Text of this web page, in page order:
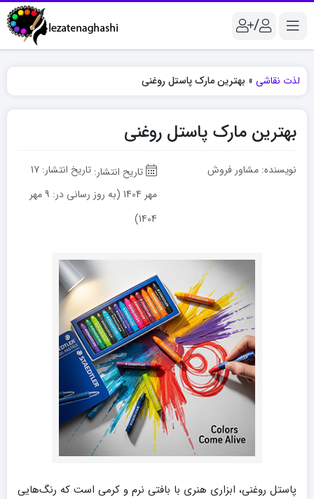
/
لذت نقاشی » بهترین مارک پاستل روغنی
بهترین مارک پاستل روغنی
نویسنده: مشاور فروش تاریخ انتشار: 17
مهر 1404 (به روز رسانی در: 9 مهر
1404)
پاستل روغنی، ابزاری هنری با بافتی نرم و کرمی است که رنگ‌هایی